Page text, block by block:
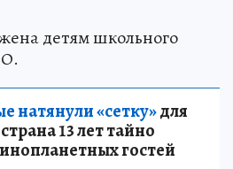
детям школьного
натянули «сетку»для
13 лет тайно
гостей